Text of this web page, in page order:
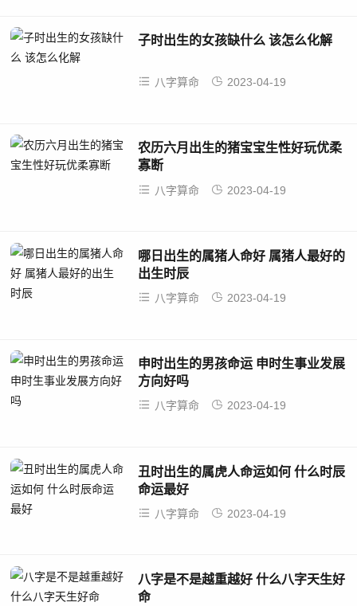
子时出生的女孩缺什么 该怎么化解
八字算命 2023-04-19
农历六月出生的猪宝宝生性好玩优柔
寡断
八字算命 2023-04-19
哪日出生的属猪人命好 属猪人最好的
出生时辰
八字算命 2023-04-19
申时出生的男孩命运 申时生事业发展
方向好吗
八字算命 2023-04-19
丑时出生的属虎人命运如何 什么时辰
命运最好
八字算命 2023-04-19
八字是不是越重越好 什么八字天生好
命